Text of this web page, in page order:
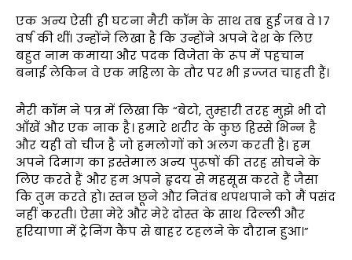
एक अन्य ऐसी ही घटना मैरी कॉम के साथ तब हुई जब वे 17
वर्ष की थीं। उन्होंने लिखा है कि उन्होंने अपने देश के लिए
बहुत नाम कमाया और पदक विजेता के रूप में पहचान
बनाई लेकिन वे एक महिला के तौर पर भी इज्जत चाहती हैं।
मैरी कॉम ने पत्र में लिखा कि “बेटो, तुम्हारी तरह मुझे भी दो
आँखें और एक नाक है। हमारे शरीर के कुछ हिस्से भिन्न है
और यही वो चीज है जो हमलोगों को अलग करती है। हम
अपने दिमाग का इस्तेमाल अन्य पुरूषों की तरह सोचने के
लिए करते हैं और हम अपने हृदय से महसूस करते हैं जैसा
कि तुम करते हो। स्तन छूने और नितंब थपथपाने को मैं पसंद
नहीं करती। ऐसा मेरे और मेरे दोस्त के साथ दिल्ली और
हरियाणा में ट्रेनिंग कैंप से बाहर टहलने के दौरान हुआ।”